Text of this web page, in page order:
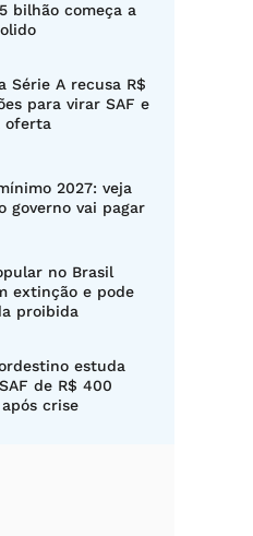
bilhão começa a
Série A recusa R$
para virar SAF e
oferta
2027: veja
governo vai pagar
no Brasil
extinção e pode
proibida
estuda
de R$ 400
crise